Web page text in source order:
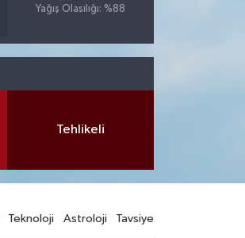
Yağış Olasılığı: %88
Tehlikeli
Teknoloji Astroloji Tavsiye